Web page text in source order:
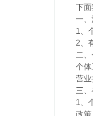
下面
一、
1、
2、
二
个
营业
三
1、
政策